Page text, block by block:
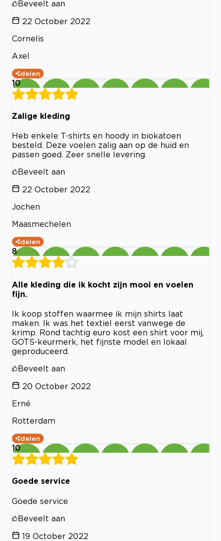
Beveelt aan
22 October 2022
Cornelis
Axel
delen
10
Zalige kleding
Heb enkele T-shirts en hoody in biokatoen
besteld. Deze voelen zalig aan op de huid en
passen goed. Zeer snelle levering.
Beveelt aan
22 October 2022
Jochen
Maasmechelen
delen
8
Alle kleding die ik kocht zijn mooi en voelen
fijn.
Ik koop stoffen waarmee ik mijn shirts laat
maken. Ik was het textiel eerst vanwege de
krimp. Rond tachtig euro kost een shirt voor mij,
GOTS-keurmerk, het fijnste model en lokaal
geproduceerd.
Beveelt aan
20 October 2022
Erné
Rotterdam
delen
10
Goede service
Goede service
Beveelt aan
19 October 2022